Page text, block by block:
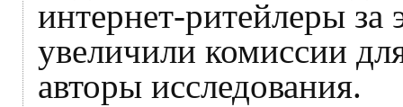
интернет-ритейлеры за
увеличили комиссии
авторы исследования.